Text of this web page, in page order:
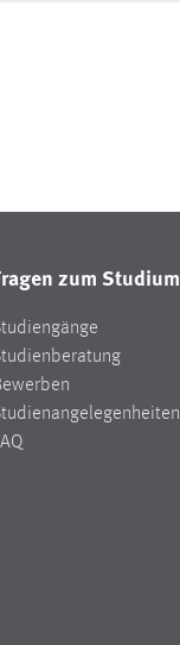
zum Studium